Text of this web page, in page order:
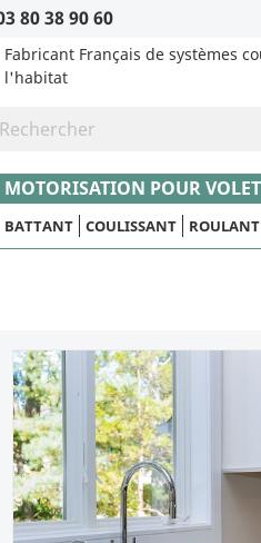
80 38 90 60
Fabricant Français de systèmes
l'habitat
MOTORISATION POUR VOLET
BATTANT COULISSANT ROULANT